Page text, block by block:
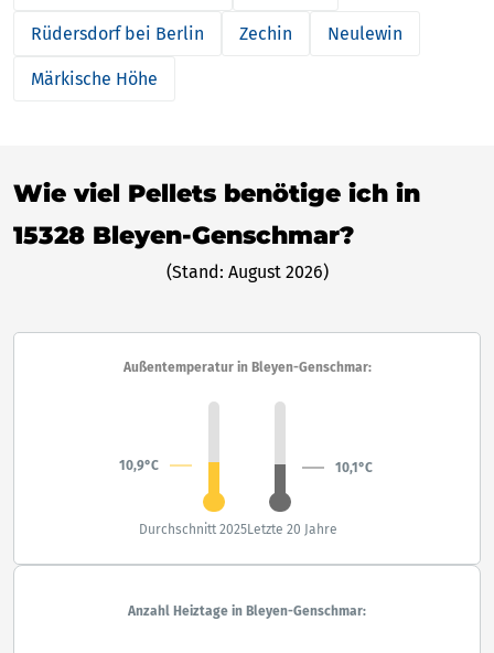
Rüdersdorf bei Berlin Zechin Neulewin
Märkische Höhe
Wie viel Pellets benötige ich in
15328 Bleyen-Genschmar?
(Stand: August 2026)
Außentemperatur in Bleyen-Genschmar:
10,9°C 10,1°C
Durchschnitt 2025Letzte 20 Jahre
Anzahl Heiztage in Bleyen-Genschmar: